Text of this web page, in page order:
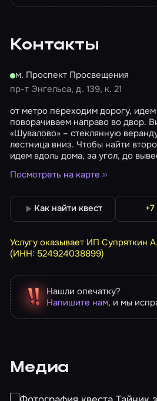
Контакты
м. Проспект Просвещения
пр-т Энгельса, д. 139, к. 21
от метро переходим дорогу,
поворачиваем направо во двор.
«Шувалово» – стеклянную
лестница вниз. Чтобы найти
идем вдоль дома, за угол, до
Посмотреть на карте
Как найти квест
Услугу оказывает ИП Супряткин
(ИНН: 524924038899)
Нашли опечатку?
Напишите нам, и мы
Медиа